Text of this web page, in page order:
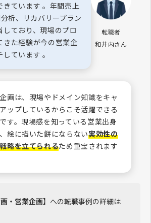
きています 。年間売上
析、リカバリープラン
しており、現場のプロ
きた経験が今の営業企
ています 。
転職者
和井内さん
画は、現場やドメイン知識をキャ
ップしているからこそ活躍できる
す。現場感を知っている営業出身
絵に描いた餅にならない実効性の
略を立てられるため重宝されます
・営業企画】への転職事例の詳細は